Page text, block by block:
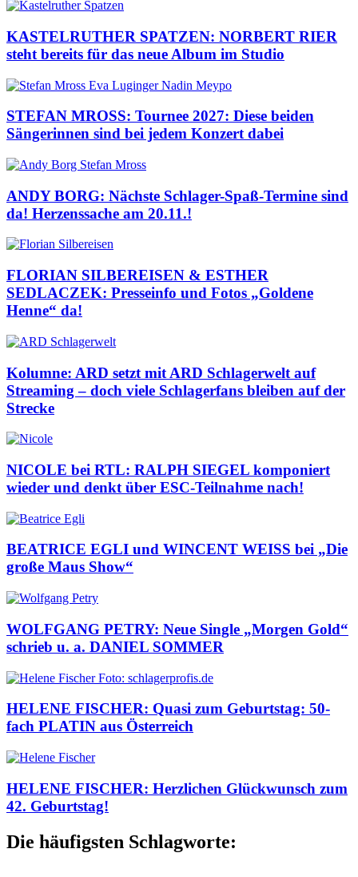
KASTELRUTHER SPATZEN: NORBERT RIER
steht bereits für das neue Album im Studio
STEFAN MROSS: Tournee 2027: Diese beiden
Sängerinnen sind bei jedem Konzert dabei
ANDY BORG: Nächste Schlager-Spaß-Termine sind
da! Herzenssache am 20.11.!
FLORIAN SILBEREISEN & ESTHER
SEDLACZEK: Presseinfo und Fotos „Goldene
Henne“ da!
Kolumne: ARD setzt mit ARD Schlagerwelt auf
Streaming – doch viele Schlagerfans bleiben auf der
Strecke
NICOLE bei RTL: RALPH SIEGEL komponiert
wieder und denkt über ESC-Teilnahme nach!
BEATRICE EGLI und WINCENT WEISS bei „Die
große Maus Show“
WOLFGANG PETRY: Neue Single „Morgen Gold“
schrieb u. a. DANIEL SOMMER
HELENE FISCHER: Quasi zum Geburtstag: 50-
fach PLATIN aus Österreich
HELENE FISCHER: Herzlichen Glückwunsch zum
42. Geburtstag!
Die häufigsten Schlagworte: